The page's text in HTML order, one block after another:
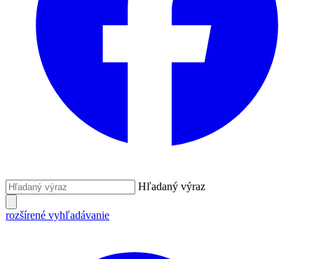
Hľadaný výraz
rozšírené vyhľadávanie